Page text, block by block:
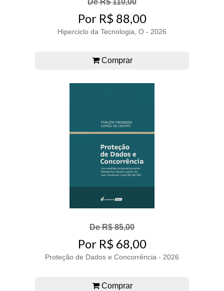
Por R$ 88,00
Hiperciclo da Tecnologia, O - 2026
Comprar
De R$ 85,00
Por R$ 68,00
Proteção de Dados e Concorrência - 2026
Comprar